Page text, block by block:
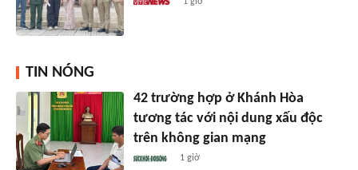
TIN NÓNG
42 trường hợp ở Khánh Hòa
tương tác với nội dung xấu độc
trên không gian mạng
1 giờ